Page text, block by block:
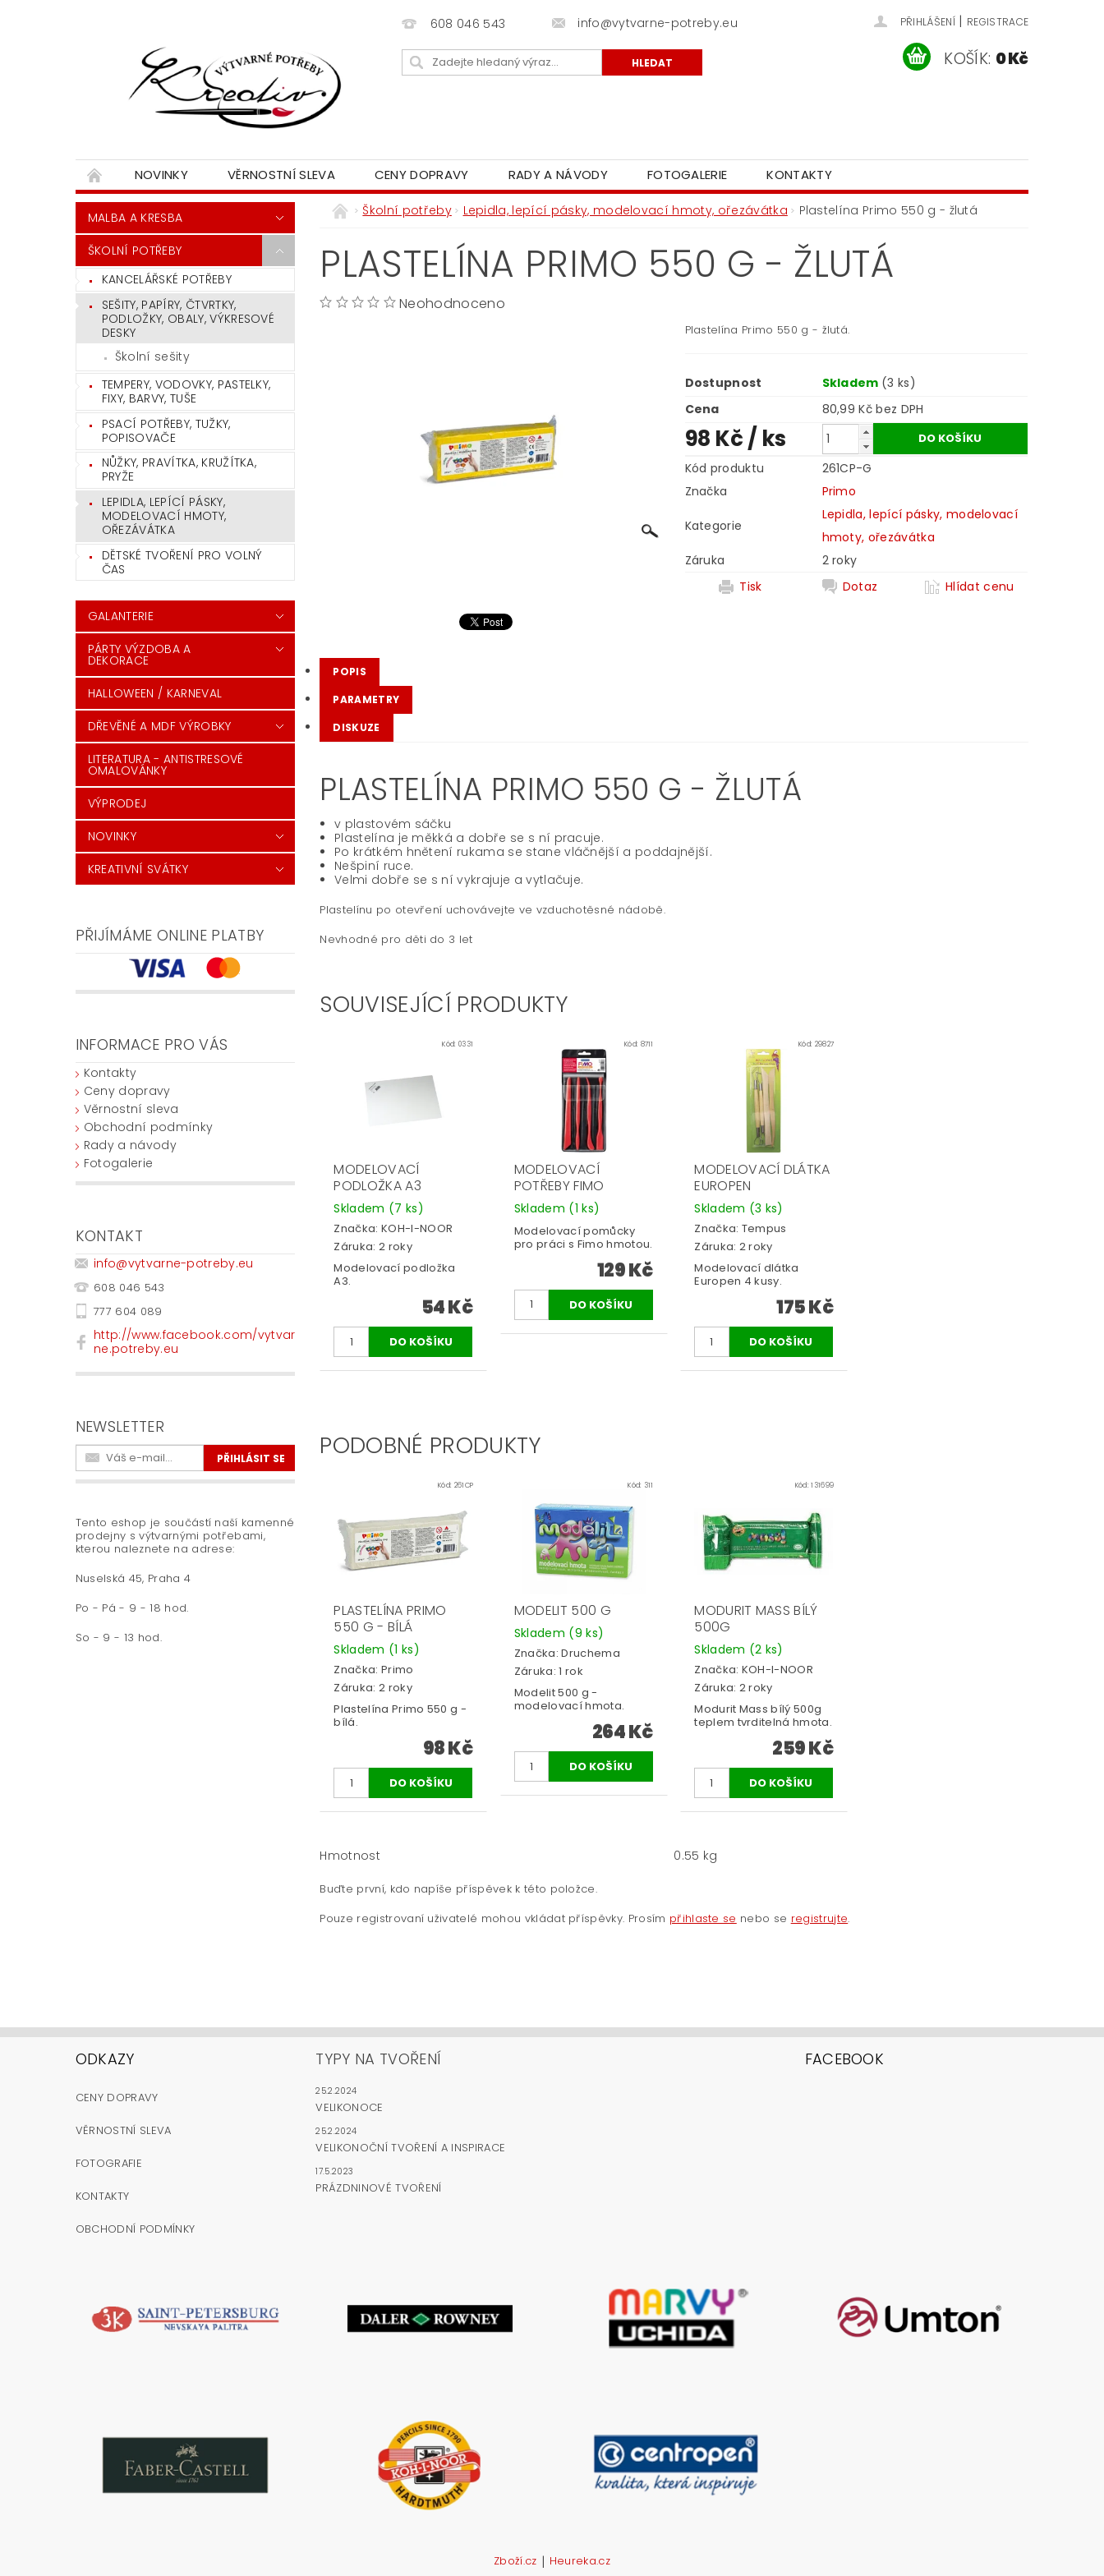
608 046 543 info@vytvarne-potreby.eu PŘIHLÁŠENÍ | REGISTRACE
KOŠÍK: 0 Kč
NOVINKY VĚRNOSTNÍ SLEVA CENY DOPRAVY RADY A NÁVODY FOTOGALERIE KONTAKTY
MALBA A KRESBA
ŠKOLNÍ POTŘEBY
KANCELÁŘSKÉ POTŘEBY
SEŠITY, PAPÍRY, ČTVRTKY,
PODLOŽKY, OBALY, VÝKRESOVÉ
DESKY
Školní sešity
TEMPERY, VODOVKY, PASTELKY,
FIXY, BARVY, TUŠE
PSACÍ POTŘEBY, TUŽKY,
POPISOVAČE
NŮŽKY, PRAVÍTKA, KRUŽÍTKA,
PRYŽE
LEPIDLA, LEPÍCÍ PÁSKY,
MODELOVACÍ HMOTY,
OŘEZÁVÁTKA
DĚTSKÉ TVOŘENÍ PRO VOLNÝ
ČAS
GALANTERIE
PÁRTY VÝZDOBA A
DEKORACE
HALLOWEEN / KARNEVAL
DŘEVĚNÉ A MDF VÝROBKY
LITERATURA - ANTISTRESOVÉ
OMALOVÁNKY
VÝPRODEJ
NOVINKY
KREATIVNÍ SVÁTKY
PŘIJÍMÁME ONLINE PLATBY
INFORMACE PRO VÁS
Kontakty
Ceny dopravy
Věrnostní sleva
Obchodní podmínky
Rady a návody
Fotogalerie
KONTAKT
info@vytvarne-potreby.eu
608 046 543
777 604 089
http://www.facebook.com/vytvar
ne.potreby.eu
NEWSLETTER
Tento eshop je součástí naší kamenné
prodejny s výtvarnými potřebami,
kterou naleznete na adrese:
Nuselská 45, Praha 4
Po - Pá - 9 - 18 hod.
So - 9 - 13 hod.
Školní potřeby Lepidla, lepící pásky, modelovací hmoty, ořezávátka Plastelína Primo 550 g - žlutá
PLASTELÍNA PRIMO 550 G - ŽLUTÁ
Neohodnoceno
Plastelína Primo 550 g - žlutá.
Dostupnost Skladem (3 ks)
Cena
80,99 Kč bez DPH
98 Kč/ ks
Kód produktu
261CP-G
Značka
Primo
Kategorie
Lepidla, lepící pásky, modelovací
hmoty, ořezávátka
Záruka
2 roky
Tisk
Dotaz Hlídat cenu
POPIS
PARAMETRY
DISKUZE
PLASTELÍNA PRIMO 550 G - ŽLUTÁ
v plastovém sáčku
Plastelína je měkká a dobře se s ní pracuje.
Po krátkém hnětení rukama se stane vláčnější a poddajnější.
Nešpiní ruce.
Velmi dobře se s ní vykrajuje a vytlačuje.
Plastelínu po otevření uchovávejte ve vzduchotěsné nádobě.
Nevhodné pro děti do 3 let
SOUVISEJÍCÍ PRODUKTY
Kód:0331
MODELOVACÍ
PODLOŽKA A3
Skladem (7 ks)
Značka: KOH-I-NOOR
Záruka: 2 roky
Modelovací podložka
A3.
54 Kč
Kód: 8711
MODELOVACÍ
POTŘEBY FIMO
Skladem (1 ks)
Modelovací pomůcky
pro práci s Fimo hmotou.
129 Kč
Kód: 29827
MODELOVACÍ DLÁTKA
EUROPEN
Skladem (3 ks)
Značka: Tempus
Záruka: 2 roky
Modelovací dlátka
Europen 4 kusy.
175 Kč
PODOBNÉ PRODUKTY
Kód: 261CP
PLASTELÍNA PRIMO
550 G - BÍLÁ
Skladem (1 ks)
Značka: Primo
Záruka: 2 roky
Plastelína Primo 550 g -
bílá.
98 Kč
Kód: 311
MODELIT 500 G
Skladem (9 ks)
Značka:Druchema
Záruka: 1 rok
Modelit 500 g -
modelovací hmota.
264 Kč
Kód:131699
MODURIT MASS BÍLÝ
500G
Skladem (2 ks)
Značka: KOH-I-NOOR
Záruka: 2 roky
Modurit Mass bílý 500g
teplem tvrditelná hmota.
259 Kč
Hmotnost 0.55 kg
Buďte první, kdo napíše příspěvek k této položce.
Pouze registrovaní uživatelé mohou vkládat příspěvky. Prosím přihlaste se nebo se registrujte.
ODKAZY
CENY DOPRAVY
VĚRNOSTNÍ SLEVA
FOTOGRAFIE
KONTAKTY
OBCHODNÍ PODMÍNKY
TYPY NA TVOŘENÍ
25.2.2024
VELIKONOCE
25.2.2024
VELIKONOČNÍ TVOŘENÍ A INSPIRACE
17.5.2023
PRÁZDNINOVÉ TVOŘENÍ
FACEBOOK
Zboží.cz | Heureka.cz